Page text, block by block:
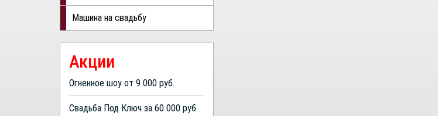
Машина на свадьбу
Акции
Огненное шоу от 9 000 руб.
Свадьба Под Ключ за 60 000 руб.